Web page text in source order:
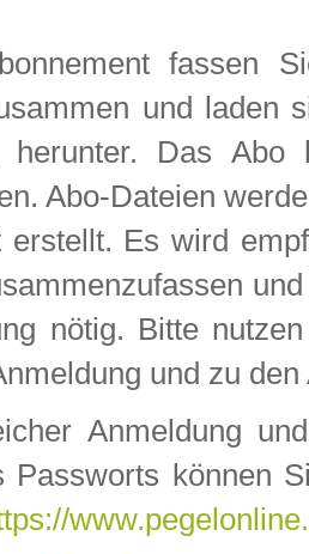
fassen
und laden
herunter. Das
Abo-Dateien
erstellt. Es wird
nötig. Bitte
und zu
Anmeldung
Passworts können